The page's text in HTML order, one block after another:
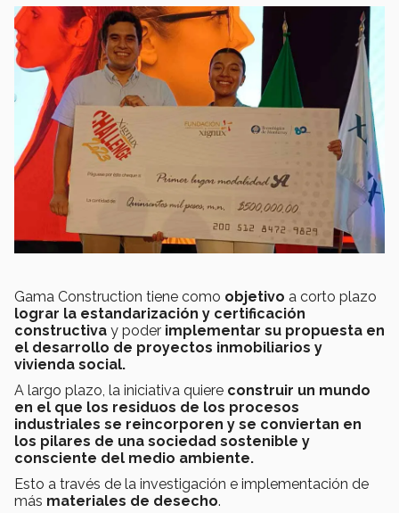
Gama Construction tiene como objetivo a corto plazo
lograr la estandarización y certificación
constructiva y poder implementar su propuesta en
el desarrollo de proyectos inmobiliarios y
vivienda social.
A largo plazo, la iniciativa quiere construir un mundo
en el que los residuos de los procesos
industriales se reincorporen y se conviertan en
los pilares de una sociedad sostenible y
consciente del medio ambiente.
Esto a través de la investigación e implementación de
más materiales de desecho.